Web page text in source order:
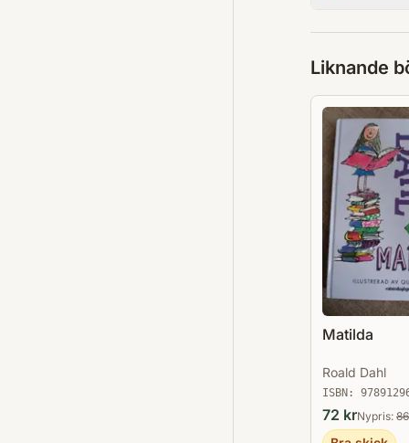
Liknande
Matilda
Roald Dahl
ISBN:
72 krNypris: 86